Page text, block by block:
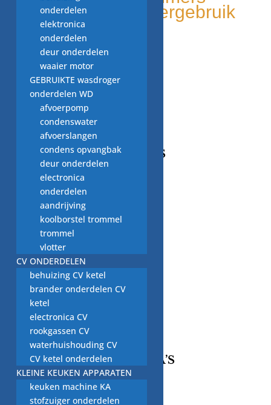
Milieu bewust, hergebruik
van onderdelen
CONTACT GEGEVENS
Adres
Beekweg 52C,
5815CN, Merselo/Venray
Nederland
Telefoonnummer / Whatsapp
+31 (0) 6 2424 4580
Email
nardkeuten@gmail.com
KVK-Nummer:
14124905
BTW-nummer:
NL001844641B48
INFORMATIE PAGINA’S
Retourneren/Omruilen
onderdelen
elektronica
onderdelen
deur onderdelen
waaier motor
GEBRUIKTE wasdroger
onderdelen WD
afvoerpomp
condenswater
afvoerslangen
condens opvangbak
deur onderdelen
electronica
onderdelen
aandrijving
koolborstel trommel
trommel
vlotter
CV ONDERDELEN
behuizing CV ketel
brander onderdelen CV
ketel
electronica CV
rookgassen CV
waterhuishouding CV
CV ketel onderdelen
KLEINE KEUKEN APPARATEN
keuken machine KA
stofzuiger onderdelen